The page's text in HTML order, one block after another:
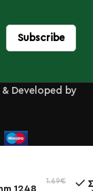
Developed by
1248
1.69€